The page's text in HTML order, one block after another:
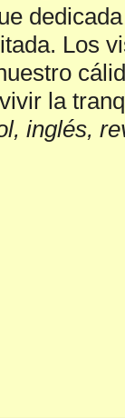
Los
la
inglés,